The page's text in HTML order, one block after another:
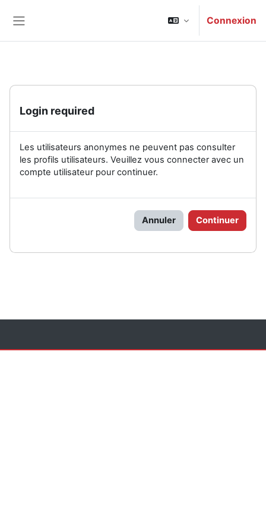
Connexion
Login required
Les utilisateurs anonymes ne peuvent pas consulter
les profils utilisateurs. Veuillez vous connecter avec un
compte utilisateur pour continuer.
Annuler Continuer